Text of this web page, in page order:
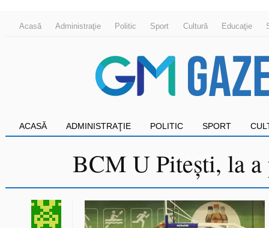
Acasă Administraţie Politic Sport Cultură Educaţie
ACASĂ ADMINISTRAŢIE POLITIC SPORT
BCM U Pitești, la a